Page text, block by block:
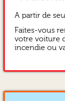
A partir de
Faites-vous
votre voiture
incendie ou